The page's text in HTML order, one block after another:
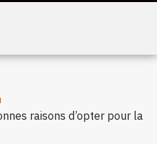
raisons d’opter pour la